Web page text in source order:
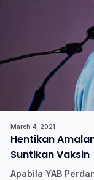
March 4, 2021
Hentikan
Suntikan Vaksin
Apabila YAB